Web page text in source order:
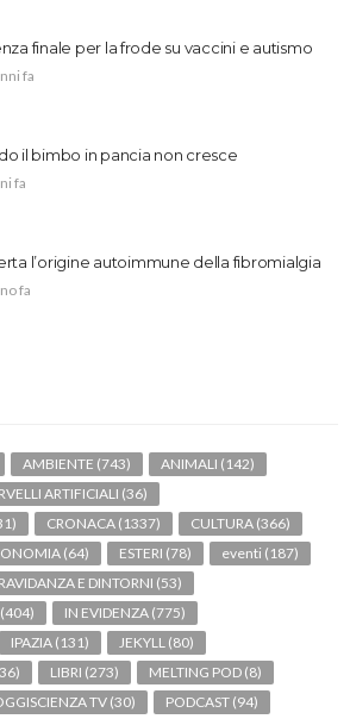
finale per la frode su vaccini e autismo
fa
il bimbo in pancia non cresce
fa
l’origine autoimmune della fibromialgia
fa
AMBIENTE (743) ANIMALI (142)
ARTIFICIALI (36)
CRONACA (1337) CULTURA (366)
(64) ESTERI (78) eventi (187)
E DINTORNI (53)
(404) IN EVIDENZA (775)
IPAZIA (131) JEKYLL (80)
LIBRI (273) MELTING POD (8)
TV (30) PODCAST (94)